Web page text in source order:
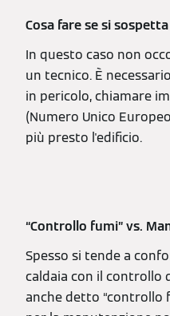
Cosa fare se si
In questo caso non
un tecnico. È
in pericolo, chiamare
(Numero Unico
più presto l'edificio.
“Controllo fumi” vs.
Spesso si tende a
caldaia con il controllo
anche detto “controllo